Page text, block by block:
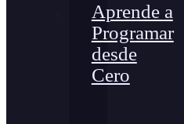
Aprende a
Programar
desde
Cero